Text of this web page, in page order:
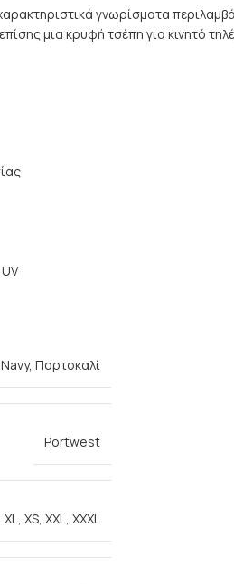
γνωρίσματα
μια κρυφή τσέπη για κινητό
, Πορτοκαλί
Portwest
XL, XS, XXL, XXXL